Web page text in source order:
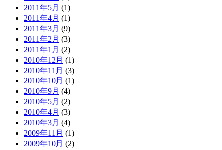
2011年5月 (1)
2011年4月 (1)
2011年3月 (9)
2011年2月 (3)
2011年1月 (2)
2010年12月 (1)
2010年11月 (3)
2010年10月 (1)
2010年9月 (4)
2010年5月 (2)
2010年4月 (3)
2010年3月 (4)
2009年11月 (1)
2009年10月 (2)